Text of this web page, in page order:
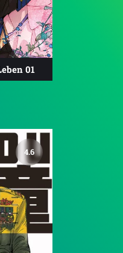
01
4.6